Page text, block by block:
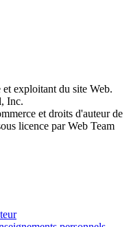
exploitant du site Web.
Inc.
et droits d'auteur de
licence par Web Team